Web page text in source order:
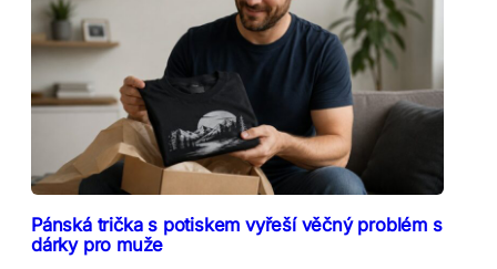
Pánská trička s potiskem vyřeší věčný problém s
dárky pro muže